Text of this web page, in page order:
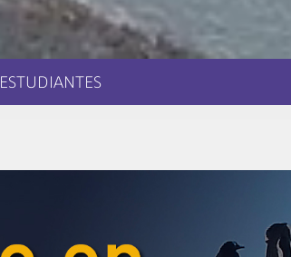
ESTUDIANTES